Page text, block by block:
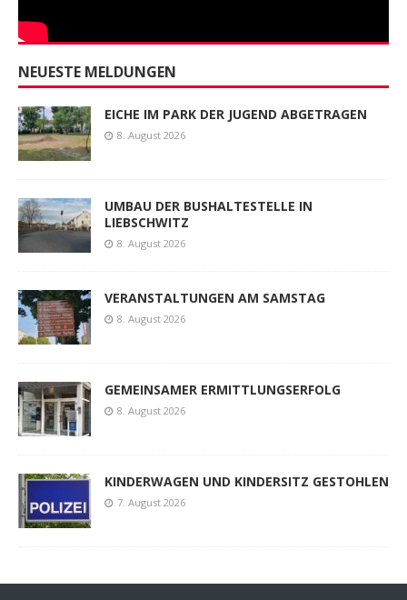
NEUESTE MELDUNGEN
EICHE IM PARK DER JUGEND ABGETRAGEN
8. August 2026
UMBAU DER BUSHALTESTELLE IN
LIEBSCHWITZ
8. August 2026
VERANSTALTUNGEN AM SAMSTAG
8. August 2026
GEMEINSAMER ERMITTLUNGSERFOLG
8. August 2026
KINDERWAGEN UND KINDERSITZ GESTOHLEN
7. August 2026